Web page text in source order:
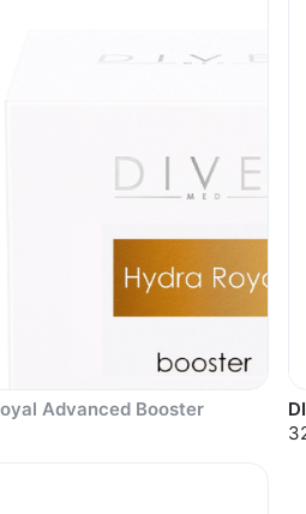
Advanced Booster